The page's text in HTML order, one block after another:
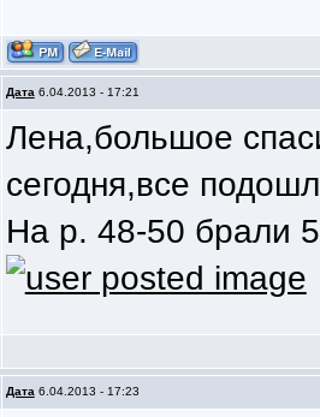
Дата 6.04.2013 - 17:21
Лена,большое
сегодня,все
На р. 48-50 брали
Дата 6.04.2013 - 17:23